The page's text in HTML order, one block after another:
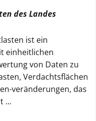
des Landes
ist ein
einheitlichen
von Daten zu
Verdachtsflächen
veränderungen, das
...